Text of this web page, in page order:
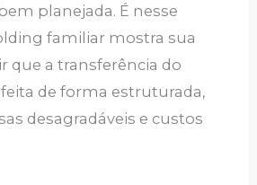
planejada. É nesse
familiar mostra sua
que a transferência do
de forma estruturada,
desagradáveis e custos